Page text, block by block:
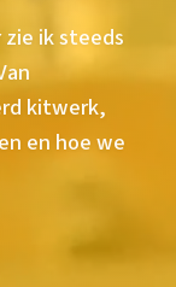
zie ik steeds
kitwerk,
en hoe we